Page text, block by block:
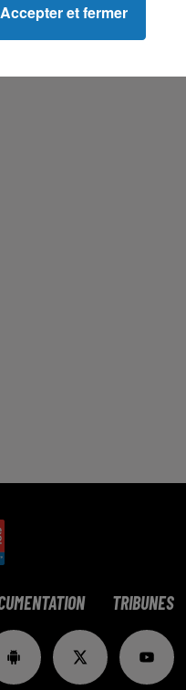
Accepter et fermer